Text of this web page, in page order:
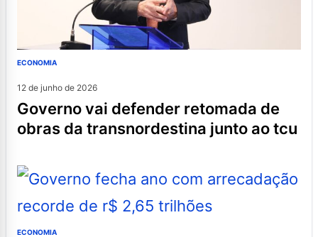
ECONOMIA
12 de junho de 2026
governo vai defender retomada de
obras da transnordestina junto ao tcu
ECONOMIA